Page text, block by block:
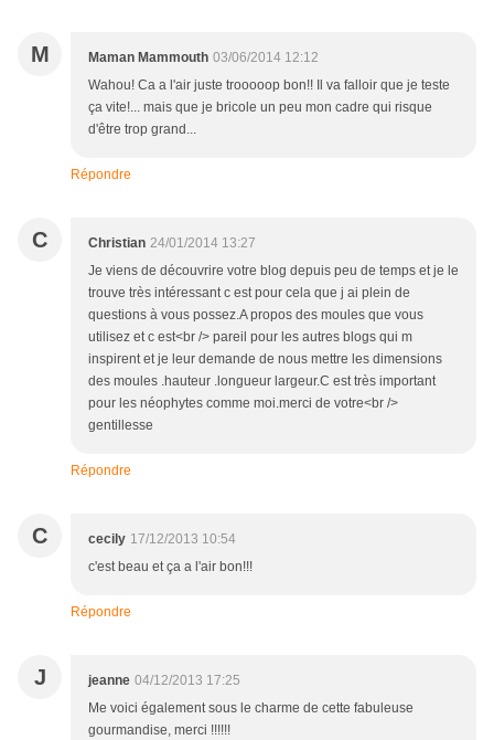
M Maman Mammouth 03/06/2014 12:12
Wahou! Ca a l'air juste trooooop bon!! Il va falloir que je teste
ça vite!... mais que je bricole un peu mon cadre qui risque
d'être trop grand...
Répondre
C Christian 24/01/2014 13:27
Je viens de découvrire votre blog depuis peu de temps et je le
trouve très intéressant c est pour cela que j ai plein de
questions à vous possez.A propos des moules que vous
utilisez et c est<br /> pareil pour les autres blogs qui m
inspirent et je leur demande de nous mettre les dimensions
des moules .hauteur .longueur largeur.C est très important
pour les néophytes comme moi.merci de votre<br />
gentillesse
Répondre
C cecily 17/12/2013 10:54
c'est beau et ça a l'air bon!!!
Répondre
J jeanne 04/12/2013 17:25
Me voici également sous le charme de cette fabuleuse
gourmandise, merci !!!!!!